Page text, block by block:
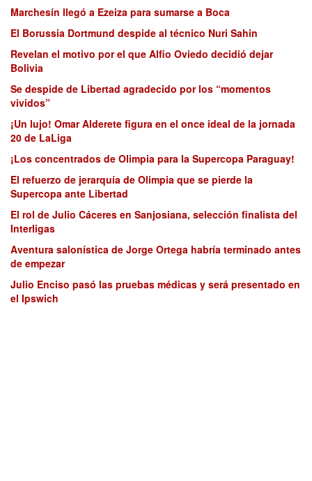
Marchesín llegó a Ezeiza para sumarse a Boca
El Borussia Dortmund despide al técnico Nuri Sahin
Revelan el motivo por el que Alfio Oviedo decidió dejar
Bolivia
Se despide de Libertad agradecido por los “momentos
vividos”
¡Un lujo! Omar Alderete figura en el once ideal de la jornada
20 de LaLiga
¡Los concentrados de Olimpia para la Supercopa Paraguay!
El refuerzo de jerarquía de Olimpia que se pierde la
Supercopa ante Libertad
El rol de Julio Cáceres en Sanjosiana, selección finalista del
Interligas
Aventura salonística de Jorge Ortega habría terminado antes
de empezar
Julio Enciso pasó las pruebas médicas y será presentado en
el Ipswich